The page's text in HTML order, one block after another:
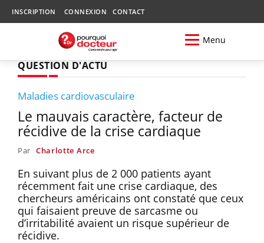
INSCRIPTION CONNEXION CONTACT
Menu
QUESTION D'ACTU
Maladies cardiovasculaire
Le mauvais caractère, facteur de
récidive de la crise cardiaque
Par Charlotte Arce
En suivant plus de 2 000 patients ayant
récemment fait une crise cardiaque, des
chercheurs américains ont constaté que ceux
qui faisaient preuve de sarcasme ou
d’irritabilité avaient un risque supérieur de
récidive.